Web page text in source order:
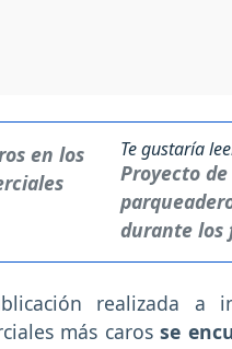
Te gustaría
Proyecto
durante los
realizada a
más carosse